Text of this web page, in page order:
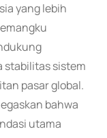
yang lebih
stabilitas sistem
pasar global.
bahwa
utama